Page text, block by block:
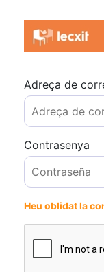
Adreça de
Contrasenya
Heu oblidat la